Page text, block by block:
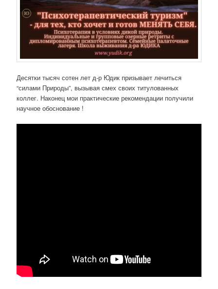
Десятки тысяч сотен лет д-р Юдик призывает лечиться
“силами Природы”, вызывая смех своих титулованных
коллег. Наконец мои практические рекомендации получили
научное обоснование !